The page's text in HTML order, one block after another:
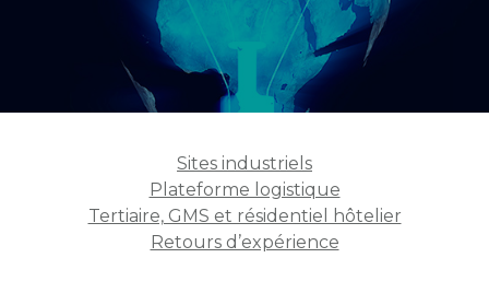
Sites industriels
Plateforme logistique
Tertiaire, GMS et résidentiel hôtelier
Retours d’expérience